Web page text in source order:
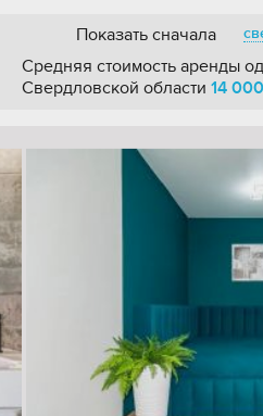
Показать сначала
Средняя стоимость аренды
Свердловской области 14 000